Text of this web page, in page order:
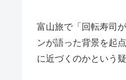
富山旅で「回転寿司
ンが語った背景を起
に近づくのかという